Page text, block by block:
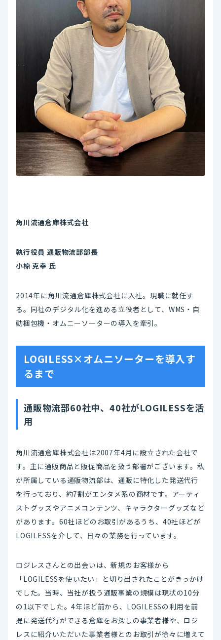
角川流通倉庫株式会社
執行役員 通販物流部部長
小椋 克幸 氏
2014年に角川流通倉庫株式会社に入社。現職に就任す
る。同社のデジタル化を進める立役者として、WMS・自
動梱包機・オムニーソーターの導入を牽引。
LOGILESS×オムニソーターを導入す
るまで
通販物流部60社中、40社がLOGILESSを活
用
角川流通倉庫株式会社は2007年4月に設立された会社で
す。主に通販商品と販促商品を扱う部署がございます。私
が所属している通販物流部は、通販に特化した発送代行
を行っており、約7割がエンタメ系の商材です。アーティ
ストグッズやアニメコンテンツ、キャラクターグッズなど
があります。60社ほどのお取引があるうち、40社ほどが
LOGILESSを介して、日々の業務を行っています。
ロジレスさんとの出会いは、新規のお客様から
「LOGILESSを使いたい」と切り出されたことがきっかけ
でした。当時、当社が扱う通販事業の規模は現状の10分
の1以下でした。4年ほど前から、LOGILESSの利用を前
提に発送代行ができる倉庫をお探しの事業者様や、ロジ
レスに紹介いただいた事業者様とのお取引が徐々に増えて